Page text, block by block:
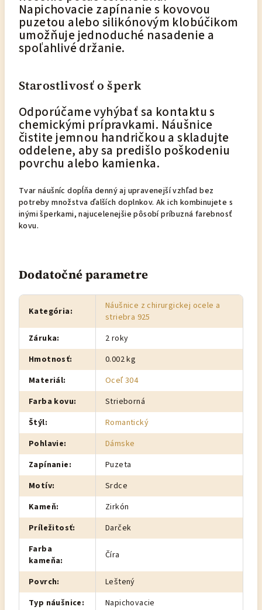
Napichovacie zapínanie s kovovou
puzetou alebo silikónovým klobúčikom
umožňuje jednoduché nasadenie a
spoľahlivé držanie.
Starostlivosť o šperk
Odporúčame vyhýbať sa kontaktu s
chemickými prípravkami. Náušnice
čistite jemnou handričkou a skladujte
oddelene, aby sa predišlo poškodeniu
povrchu alebo kamienka.
Tvar náušníc dopĺňa denný aj upravenejší vzhľad bez
potreby množstva ďalších doplnkov. Ak ich kombinujete s
inými šperkami, najucelenejšie pôsobí príbuzná farebnosť
kovu.
Dodatočné parametre
Kategória:
Náušnice z chirurgickej ocele a
striebra 925
Záruka:
2 roky
Hmotnosť:
0.002 kg
Materiál:
Oceľ 304
Farba kovu:
Strieborná
Štýl:
Romantický
Pohlavie:
Dámske
Zapínanie:
Puzeta
Motív:
Srdce
Kameň:
Zirkón
Príležitosť:
Darček
Farba
kameňa: Číra
Povrch:
Leštený
Typ náušnice:
Napichovacie